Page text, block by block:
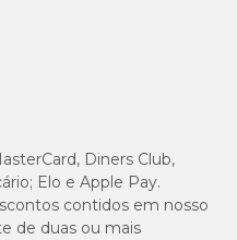
Diners Club,
Elo e Apple Pay.
contidos em nosso
de duas ou mais